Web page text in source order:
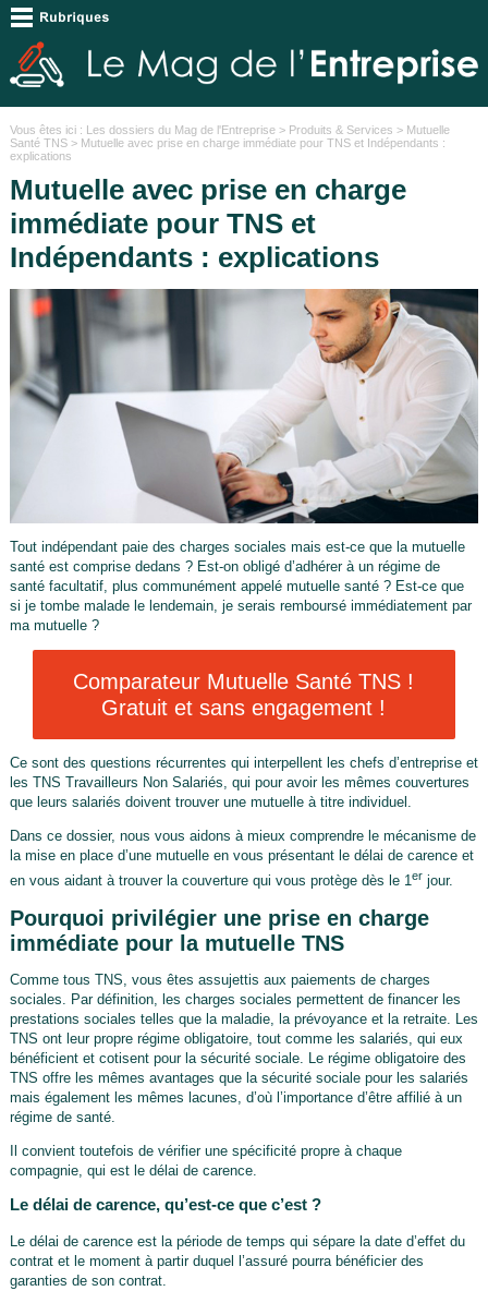
Vous êtes ici : Les dossiers du Mag de l'Entreprise> Produits & Services > Mutuelle
Santé TNS> Mutuelle avec prise en charge immédiate pour TNS et Indépendants :
explications
Mutuelle avec prise en charge
immédiate pour TNS et
Indépendants : explications
Tout indépendant paie des charges sociales mais est-ce que la mutuelle
santé est comprise dedans ? Est-on obligé d’adhérer à un régime de
santé facultatif, plus communément appelé mutuelle santé ? Est-ce que
si je tombe malade le lendemain, je serais remboursé immédiatement par
ma mutuelle ?
Comparateur Mutuelle Santé TNS !
Gratuit et sans engagement !
Ce sont des questions récurrentes qui interpellent les chefs d’entreprise et
les TNS Travailleurs Non Salariés, qui pour avoir les mêmes couvertures
que leurs salariés doivent trouver une mutuelle à titre individuel.
Dans ce dossier, nous vous aidons à mieux comprendre le mécanisme de
la mise en place d’une mutuelle en vous présentant le délai de carence et
en vous aidant à trouver la couverture qui vous protège dès le 1er jour.
Pourquoi privilégier une prise en charge
immédiate pour la mutuelle TNS
Comme tous TNS, vous êtes assujettis aux paiements de charges
sociales. Par définition, les charges sociales permettent de financer les
prestations sociales telles que la maladie, la prévoyance et la retraite. Les
TNS ont leur propre régime obligatoire, tout comme les salariés, qui eux
bénéficient et cotisent pour la sécurité sociale. Le régime obligatoire des
TNS offre les mêmes avantages que la sécurité sociale pour les salariés
mais également les mêmes lacunes, d’où l’importance d’être affilié à un
régime de santé.
Il convient toutefois de vérifier une spécificité propre à chaque
compagnie, qui est le délai de carence.
Le délai de carence, qu’est-ce que c’est ?
Le délai de carence est la période de temps qui sépare la date d’effet du
contrat et le moment à partir duquel l’assuré pourra bénéficier des
garanties de son contrat.